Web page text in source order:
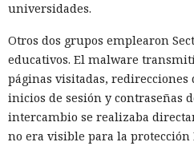
universidades.
Otros dos grupos emplearon
educativos. El malware
páginas visitadas,
inicios de sesión y contraseñas
intercambio se realizaba
no era visible para la protección
Licencia revocada, pero la